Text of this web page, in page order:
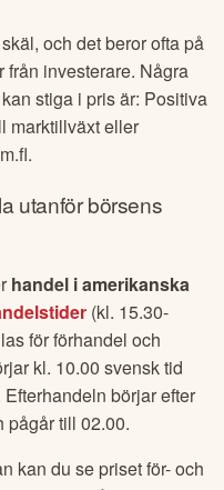
och det beror ofta på
från investerare. Några
stiga i pris är: Positiva
marktillväxt eller
utanför börsens
handel i amerikanska
(kl. 15.30-
för förhandel och
kl. 10.00 svensk tid
börjar efter
pågår till 02.00.
kan du se priset för- och